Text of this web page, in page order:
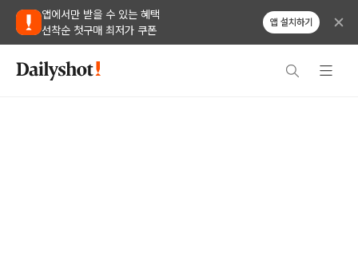
앱에서만 받을 수 있는 혜택
선착순 첫구매 최저가 쿠폰
앱 설치하기